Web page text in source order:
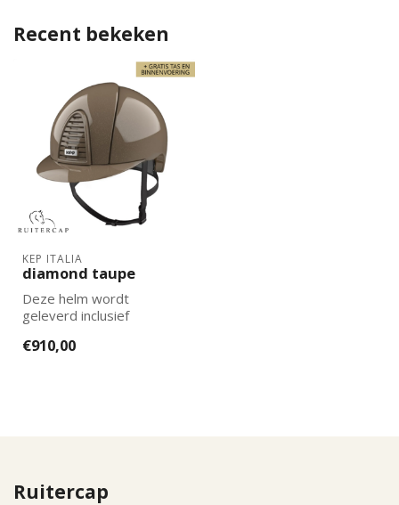
Recent bekeken
KEP ITALIA
diamond taupe
Deze helm wordt
geleverd inclusief
Italia captas. De j...
€910,00
Ruitercap